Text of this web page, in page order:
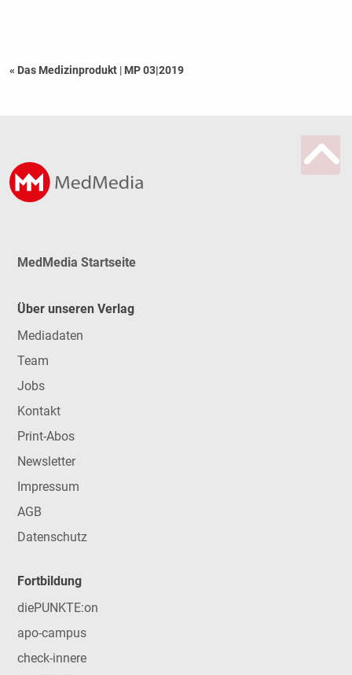
« Das Medizinprodukt | MP 03|2019
MedMedia Startseite
Über unseren Verlag
Mediadaten
Team
Jobs
Kontakt
Print-Abos
Newsletter
Impressum
AGB
Datenschutz
Fortbildung
diePUNKTE:on
apo-campus
check-innere